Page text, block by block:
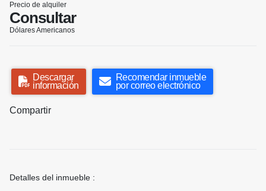
Precio de alquiler
Consultar
Dólares Americanos
Descargar
información
Recomendar inmueble
por correo electrónico
Compartir
Detalles del inmueble :